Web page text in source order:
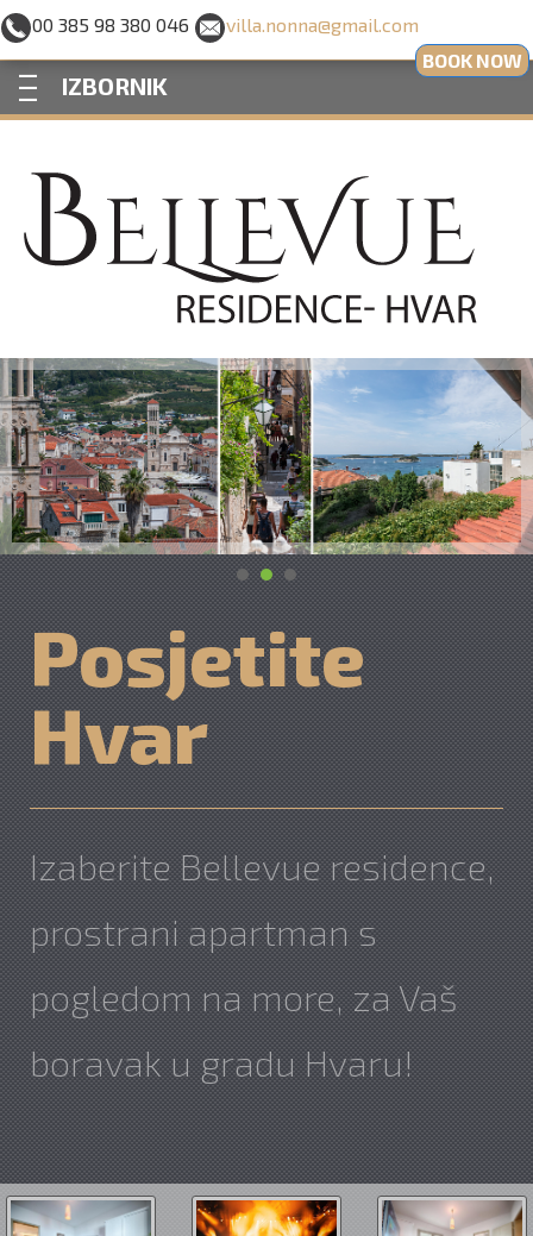
—
—
—
00 385 98 380 046
villa.nonna@gmail.com
BOOK NOW
Posjetite
Hvar
Izaberite Bellevue residence,
prostrani apartman s
pogledom na more, za Vaš
boravak u gradu Hvaru!